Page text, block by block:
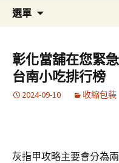
選單
容
區
彰化當舖在您緊
台南小吃排行榜
2024-09-10 收縮包裝
灰指甲攻略主要會分為